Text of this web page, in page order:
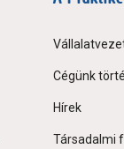
Cégünk
Hírek
Társadalmi